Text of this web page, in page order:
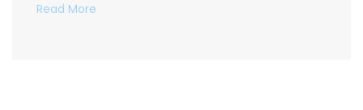
Read More